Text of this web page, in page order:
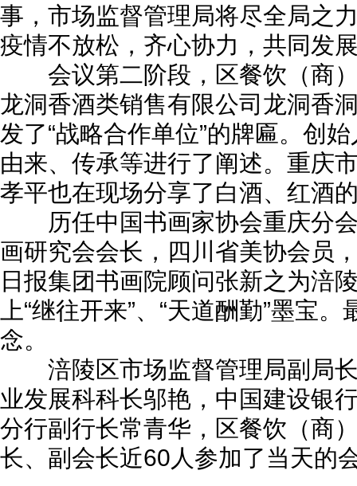
事，市场监督管理局将尽全局之
疫情不放松，齐心协力，共同发
会议第二阶段，区餐饮（商）
龙洞香酒类销售有限公司龙洞香
发了“战略合作单位”的牌匾。创
由来、传承等进行了阐述。重庆
孝平也在现场分享了白酒、红酒
历任中国书画家协会重庆分会
画研究会会长，四川省美协会员
日报集团书画院顾问张新之为涪
上“继往开来”、“天道酬勤”墨宝
念。
涪陵区市场监督管理局副局长
业发展科科长邬艳，中国建设银
分行副行长常青华，区餐饮（商
长、副会长近60人参加了当天的